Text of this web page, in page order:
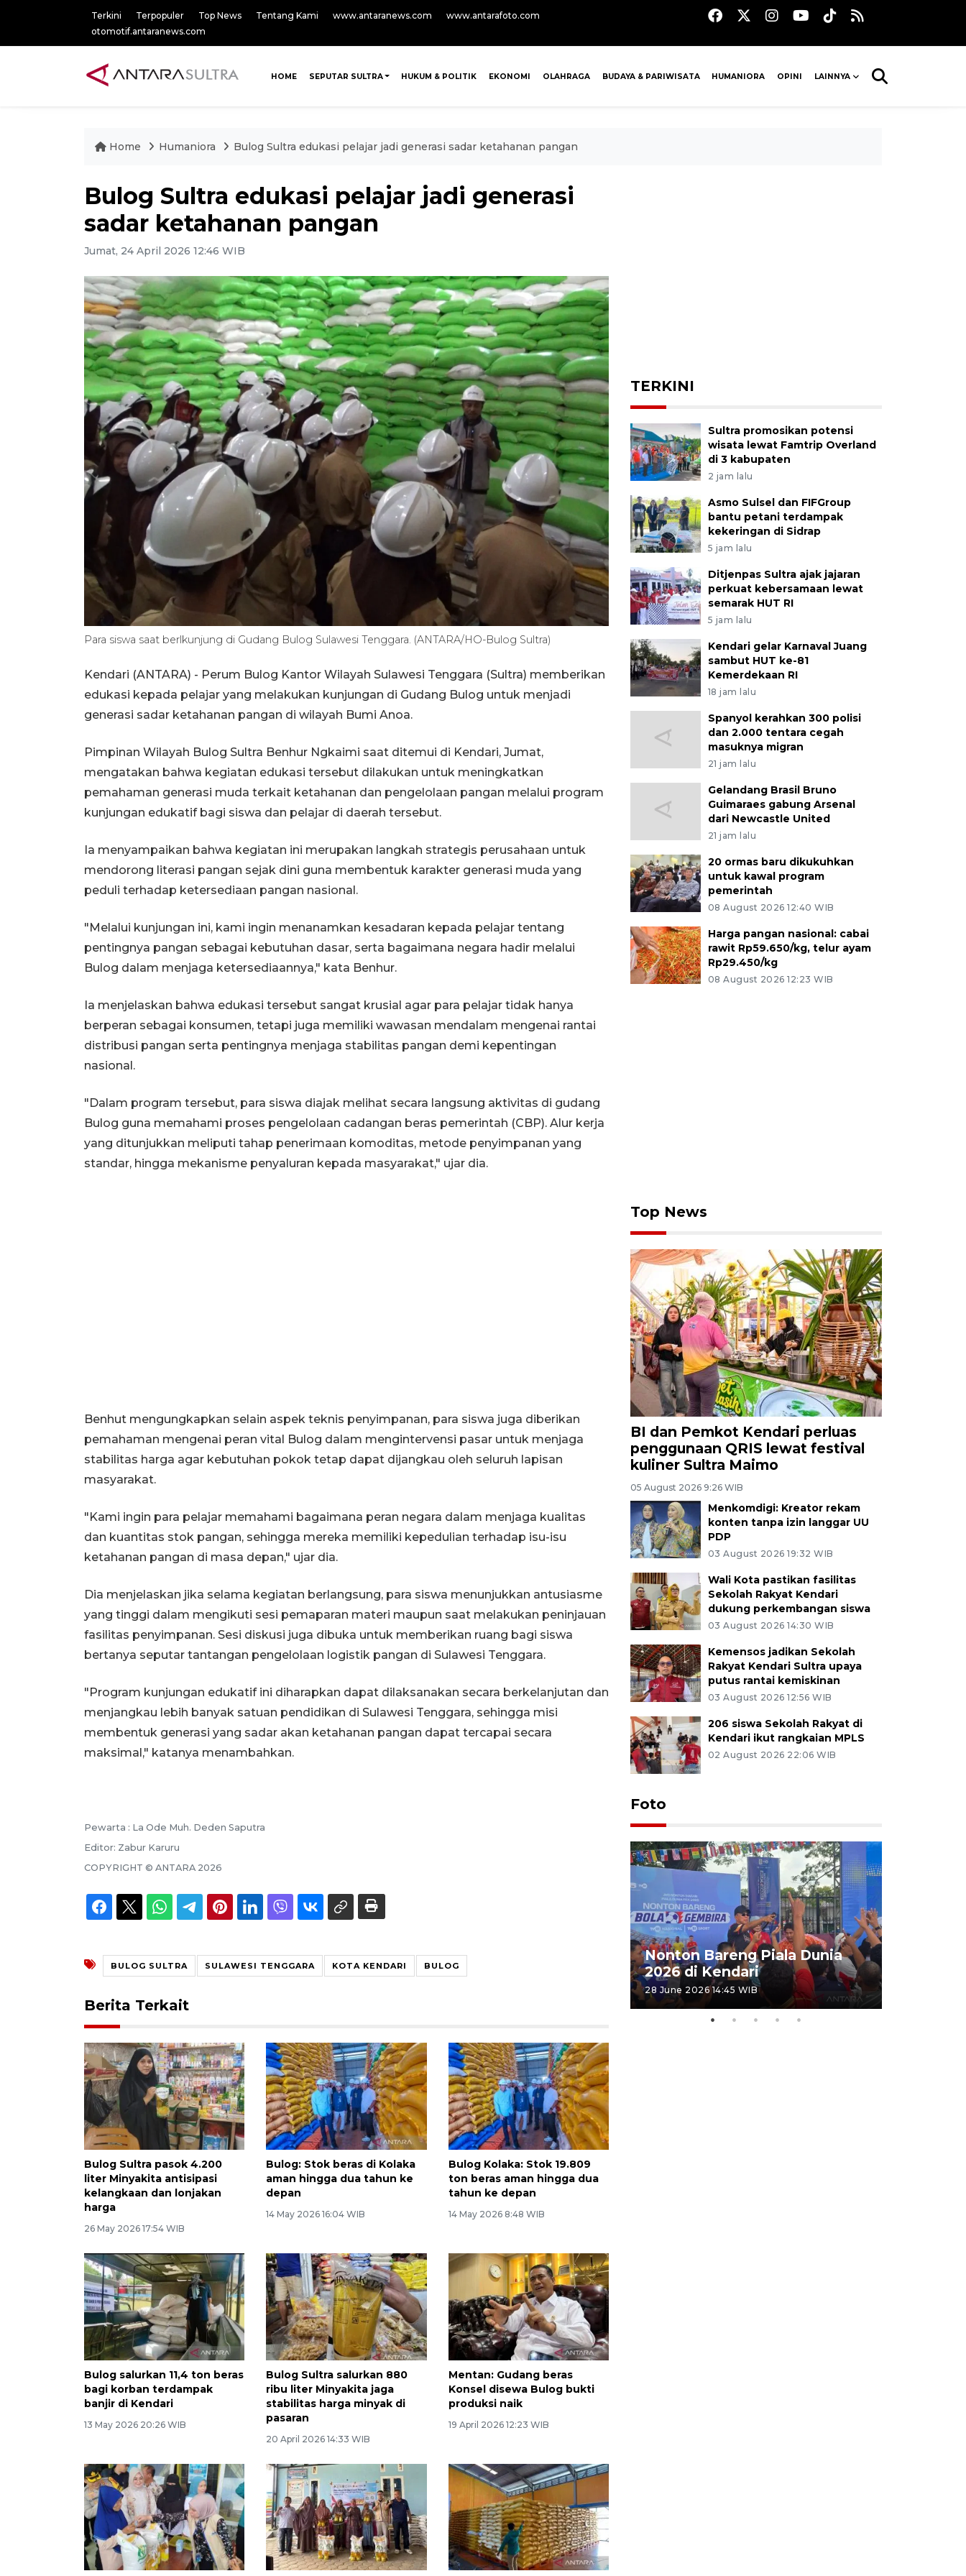
Terkini Terpopuler Top News Tentang Kami www.antaranews.com
www.antarafoto.com
otomotif.antaranews.com
HOME SEPUTAR SULTRA HUKUM & POLITIK EKONOMI OLAHRAGA BUDAYA & PARIWISATA HUMANIORA OPINI LAINNYA
Home Humaniora Bulog Sultra edukasi pelajar jadi generasi sadar ketahanan pangan
Bulog Sultra edukasi pelajar jadi generasi
sadar ketahanan pangan
Jumat, 24 April 2026 12:46 WIB
Para siswa saat berlkunjung di Gudang Bulog Sulawesi Tenggara. (ANTARA/HO-Bulog Sultra)
Kendari (ANTARA) - Perum Bulog Kantor Wilayah Sulawesi Tenggara (Sultra) memberikan
edukasi kepada pelajar yang melakukan kunjungan di Gudang Bulog untuk menjadi
generasi sadar ketahanan pangan di wilayah Bumi Anoa.
Pimpinan Wilayah Bulog Sultra Benhur Ngkaimi saat ditemui di Kendari, Jumat,
mengatakan bahwa kegiatan edukasi tersebut dilakukan untuk meningkatkan
pemahaman generasi muda terkait ketahanan dan pengelolaan pangan melalui program
kunjungan edukatif bagi siswa dan pelajar di daerah tersebut.
Ia menyampaikan bahwa kegiatan ini merupakan langkah strategis perusahaan untuk
mendorong literasi pangan sejak dini guna membentuk karakter generasi muda yang
peduli terhadap ketersediaan pangan nasional.
"Melalui kunjungan ini, kami ingin menanamkan kesadaran kepada pelajar tentang
pentingnya pangan sebagai kebutuhan dasar, serta bagaimana negara hadir melalui
Bulog dalam menjaga ketersediaannya," kata Benhur.
Ia menjelaskan bahwa edukasi tersebut sangat krusial agar para pelajar tidak hanya
berperan sebagai konsumen, tetapi juga memiliki wawasan mendalam mengenai rantai
distribusi pangan serta pentingnya menjaga stabilitas pangan demi kepentingan
nasional.
"Dalam program tersebut, para siswa diajak melihat secara langsung aktivitas di gudang
Bulog guna memahami proses pengelolaan cadangan beras pemerintah (CBP). Alur kerja
yang ditunjukkan meliputi tahap penerimaan komoditas, metode penyimpanan yang
standar, hingga mekanisme penyaluran kepada masyarakat," ujar dia.
Benhut mengungkapkan selain aspek teknis penyimpanan, para siswa juga diberikan
pemahaman mengenai peran vital Bulog dalam mengintervensi pasar untuk menjaga
stabilitas harga agar kebutuhan pokok tetap dapat dijangkau oleh seluruh lapisan
masyarakat.
"Kami ingin para pelajar memahami bagaimana peran negara dalam menjaga kualitas
dan kuantitas stok pangan, sehingga mereka memiliki kepedulian terhadap isu-isu
ketahanan pangan di masa depan," ujar dia.
Dia menjelaskan jika selama kegiatan berlangsung, para siswa menunjukkan antusiasme
yang tinggi dalam mengikuti sesi pemaparan materi maupun saat melakukan peninjauan
fasilitas penyimpanan. Sesi diskusi juga dibuka untuk memberikan ruang bagi siswa
bertanya seputar tantangan pengelolaan logistik pangan di Sulawesi Tenggara.
"Program kunjungan edukatif ini diharapkan dapat dilaksanakan secara berkelanjutan dan
menjangkau lebih banyak satuan pendidikan di Sulawesi Tenggara, sehingga misi
membentuk generasi yang sadar akan ketahanan pangan dapat tercapai secara
maksimal," katanya menambahkan.
Pewarta : La Ode Muh. Deden Saputra
Editor: Zabur Karuru
COPYRIGHT © ANTARA 2026
BULOG SULTRA SULAWESI TENGGARA KOTA KENDARI BULOG
Berita Terkait
Bulog Sultra pasok 4.200
liter Minyakita antisipasi
kelangkaan dan lonjakan
harga
26 May 2026 17:54 WIB
Bulog: Stok beras di Kolaka
aman hingga dua tahun ke
depan
14 May 2026 16:04 WIB
Bulog Kolaka: Stok 19.809
ton beras aman hingga dua
tahun ke depan
14 May 2026 8:48 WIB
Bulog salurkan 11,4 ton beras
bagi korban terdampak
banjir di Kendari
13 May 2026 20:26 WIB
Bulog Sultra salurkan 880
ribu liter Minyakita jaga
stabilitas harga minyak di
pasaran
20 April 2026 14:33 WIB
Mentan: Gudang beras
Konsel disewa Bulog bukti
produksi naik
19 April 2026 12:23 WIB
TERKINI
Sultra promosikan potensi
wisata lewat Famtrip Overland
di 3 kabupaten
2 jam lalu
Asmo Sulsel dan FIFGroup
bantu petani terdampak
kekeringan di Sidrap
5 jam lalu
Ditjenpas Sultra ajak jajaran
perkuat kebersamaan lewat
semarak HUT RI
5 jam lalu
Kendari gelar Karnaval Juang
sambut HUT ke-81
Kemerdekaan RI
18 jam lalu
Spanyol kerahkan 300 polisi
dan 2.000 tentara cegah
masuknya migran
21 jam lalu
Gelandang Brasil Bruno
Guimaraes gabung Arsenal
dari Newcastle United
21 jam lalu
20 ormas baru dikukuhkan
untuk kawal program
pemerintah
08 August 2026 12:40 WIB
Harga pangan nasional: cabai
rawit Rp59.650/kg, telur ayam
Rp29.450/kg
08 August 2026 12:23 WIB
Top News
BI dan Pemkot Kendari perluas
penggunaan QRIS lewat festival
kuliner Sultra Maimo
05 August 2026 9:26 WIB
Menkomdigi: Kreator rekam
konten tanpa izin langgar UU
PDP
03 August 2026 19:32 WIB
Wali Kota pastikan fasilitas
Sekolah Rakyat Kendari
dukung perkembangan siswa
03 August 2026 14:30 WIB
Kemensos jadikan Sekolah
Rakyat Kendari Sultra upaya
putus rantai kemiskinan
03 August 2026 12:56 WIB
206 siswa Sekolah Rakyat di
Kendari ikut rangkaian MPLS
02 August 2026 22:06 WIB
Foto
Kecelakaan kereta api di
Bekasi Timur
Nonton Bareng Piala Dunia
2026 di Kendari
28 June 2026 14:45 WIB